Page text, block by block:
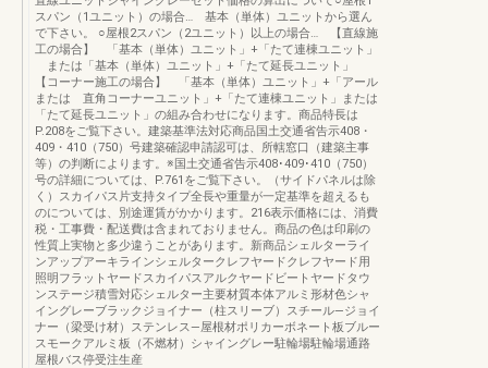
スパン（1ユニット）の場合… 基本（単体）ユニットから選ん
で下さい。 ○屋根2スパン（2ユニット）以上の場合… 【直線施
工の場合】 「基本（単体）ユニット」+「たて連棟ユニット」
または「基本（単体）ユニット」+「たて延長ユニット」
【コーナー施工の場合】 「基本（単体）ユニット」+「アール
または 直角コーナーユニット」+「たて連棟ユニット」または
「たて延長ユニット」の組み合わせになります。商品特長は
P.208をご覧下さい。建築基準法対応商品国土交通省告示408・
409・410（750）号建築確認申請認可は、所轄窓口（建築主事
等）の判断によります。※国土交通省告示408･409･410（750）
号の詳細については、P.761をご覧下さい。（サイドパネルは除
く）スカイパス片支持タイプ全長や重量が一定基準を超えるも
のについては、別途運賃がかかります。216表示価格には、消費
税・工事費・配送費は含まれておりません。商品の色は印刷の
性質上実物と多少違うことがあります。新商品シェルターライ
ンアップアーキラインシェルタークレフヤードクレフヤード用
照明フラットヤードスカイパスアルクヤードビートヤードタウ
ンステージ積雪対応シェルター主要材質本体アルミ形材色シャ
イングレーブラックジョイナー（柱スリーブ）スチール―ジョイ
ナー（梁受け材）ステンレス―屋根材ポリカーボネート板ブルー
スモークアルミ板（不燃材）シャイングレー駐輪場駐輪場通路
屋根バス停受注生産